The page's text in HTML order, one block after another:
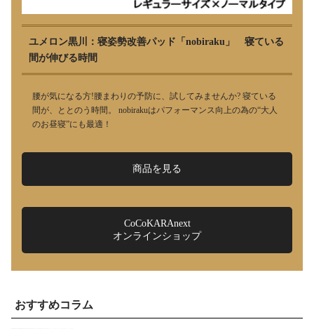
ユメロン黒川：寝姿勢改善パッド「nobiraku」 寝ている
間が伸びる時間
腰が気になる方!腰まわりの予防に、試してみませんか? 寝ている
間が、ととのう時間。 nobirakuはパフォーマンス向上の為の“大人
のお昼寝”にも最適！
商品を見る
CoCoKARAnext
オンラインショップ
おすすめコラム